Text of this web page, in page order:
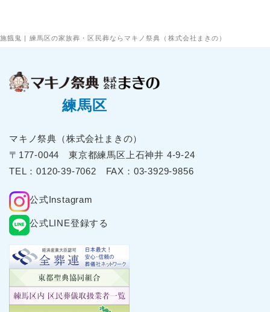
施餓鬼 | 練馬区の家族葬・区民葬ならマキノ祭典（株式会社まきの）
2025年11月
2025年9月
2025年4月
2025年2月
2025年1月
2024年12月
2024年11月
2024年10月
2024年9月
2024年8月
練馬区
マキノ祭典（株式会社まきの）
〒177-0044 東京都練⾺区上⽯神井 4-9-24
TEL：0120-39-7062 FAX：03-3929-9856
公式Instagram
公式LINE登録する